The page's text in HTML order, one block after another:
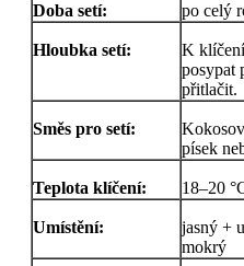
Doba setí: po celý
Hloubka setí:
K
posypat
přitlačit.
Směs pro setí:
písek
Teplota klíčení: 18–20
Umístění:
jasný +
mokrý